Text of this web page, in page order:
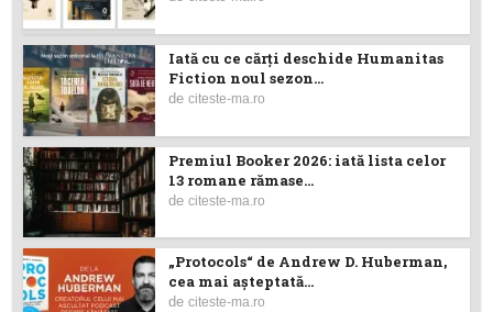
Iată cu ce cărţi deschide Humanitas
Fiction noul sezon...
deciteste-ma.ro
Premiul Booker 2026: iată lista celor
13 romane rămase...
deciteste-ma.ro
„Protocols“ de Andrew D. Huberman,
cea mai așteptată...
deciteste-ma.ro